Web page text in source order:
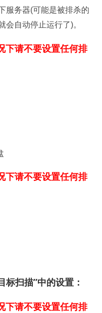
服务器(可能是被排杀的
会自动停止运行了)。
下请不要设置任何排
下请不要设置任何排
标扫描”中的设置：
下请不要设置任何排